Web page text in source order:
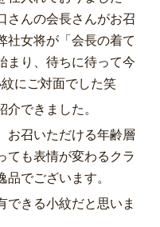
さんの会長さんがお召
社女将が「会長の着て
まり、待ちに待って今
にご対面でした笑
できました。
お召いただける年齢層
ても表情が変わるクラ
でございます。
できる小紋だと思いま